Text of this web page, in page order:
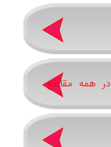
همه مقاطع